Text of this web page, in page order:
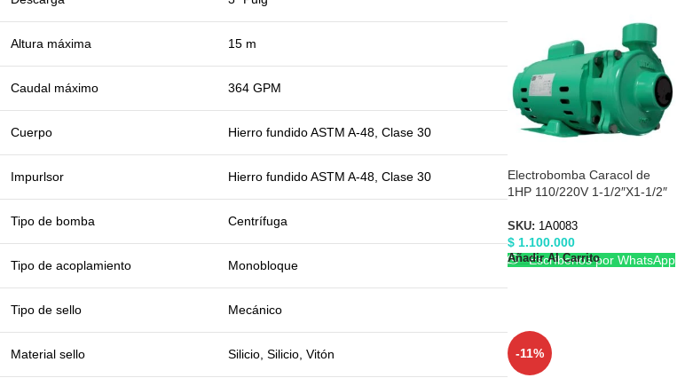
Altura máxima 15 m
Caudal máximo 364 GPM
Cuerpo Hierro fundido ASTM A-48, Clase 30
Impurlsor Hierro fundido ASTM A-48, Clase 30
Tipo de bomba Centrífuga
Tipo de acoplamiento Monobloque
Tipo de sello Mecánico
Material sello Silicio, Silicio, Vitón
Electrobomba Caracol de
1HP 110/220V 1-1/2″X1-1/2″
SKU: 1A0083
$ 1.100.000
Añadir Al Carrito
Escríbenos por WhatsApp
-11%